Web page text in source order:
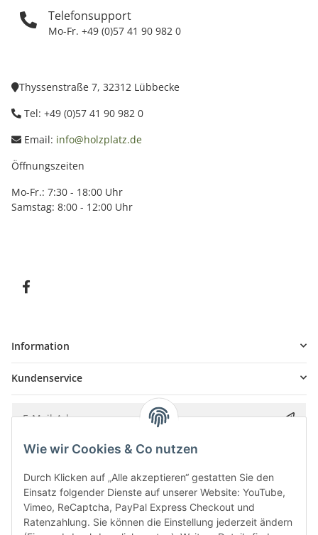
Telefonsupport
Mo-Fr. +49 (0)57 41 90 982 0
Thyssenstraße 7, 32312 Lübbecke
Tel: +49 (0)57 41 90 982 0
Email: info@holzplatz.de
Öffnungszeiten
Mo-Fr.: 7:30 - 18:00 Uhr
Samstag: 8:00 - 12:00 Uhr
Information
Kundenservice
Bitte senden Sie mir entsprechend IhrerDatenschutzerklärung
Wie wir Cookies & Co nutzen
Durch Klicken auf „Alle akzeptieren“ gestatten Sie den
Einsatz folgender Dienste auf unserer Website: YouTube,
Vimeo, ReCaptcha, PayPal Express Checkout und
Ratenzahlung. Sie können die Einstellung jederzeit ändern